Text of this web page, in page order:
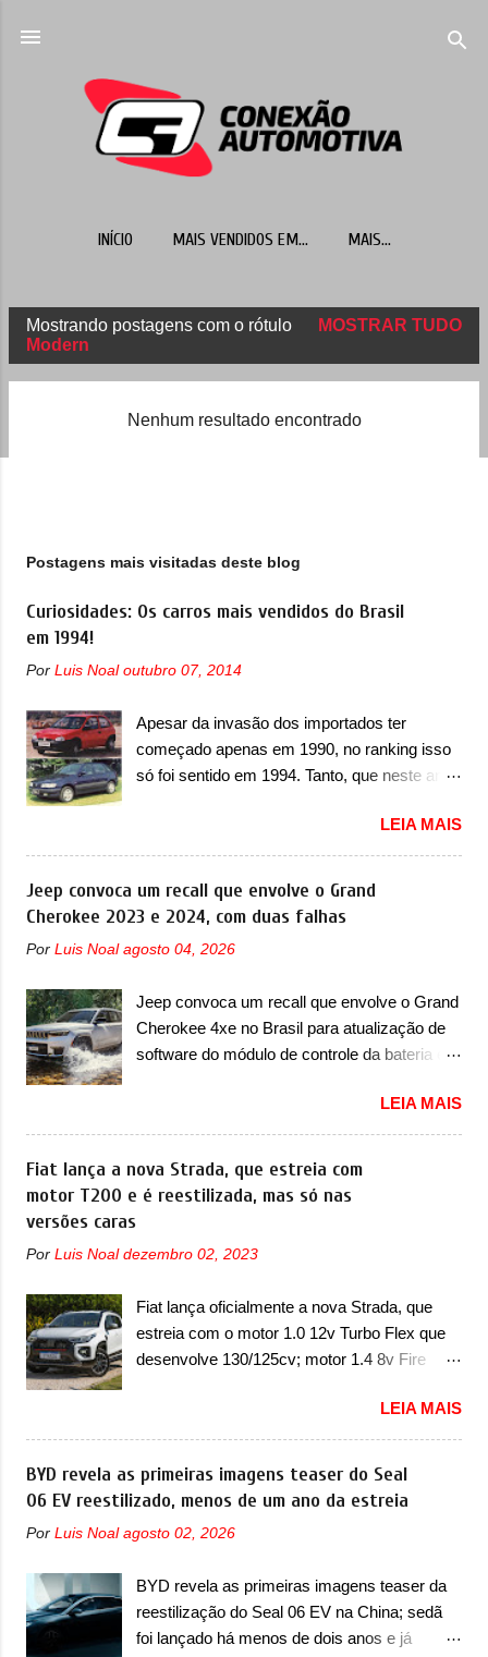
INÍCIO MAIS VENDIDOS EM... MAIS…
o
Mostrando postagens com o rótulo
Modern
MOSTRAR TUDO
Nenhum resultado encontrado
Postagens mais visitadas deste blog
Curiosidades: Os carros mais vendidos do Brasil
em 1994!
Por Luis Noal outubro 07, 2014
Apesar da invasão dos importados ter
começado apenas em 1990, no ranking isso
só foi sentido em 1994. Tanto, que neste ano,
ao começar pelo Chevrolet Corsa, o mais
destacado deles no ranking que perdurou no
nosso mercado até início de 2012 e com
certeza foi um grandioso lançamento da
Nesse ano também era lançada a nova
anos ganhava uma nova geração feita do
zero, apelidada de "Bolinha" por suas formas
arredondadas. Além do Gol, outro
Era o Pointer, versão hatchback do Logus
que chegava depois de um ano de atraso. A
invasão de 1994 foi marcava pelos
franceses, alemães, japoneses e coreanos
nosso mercado. Os importados que mais se
Renault R19 que vinha em 3 versões de
carroceria, sendo duas do hatch e o sedan, a
famosa Kia Besta, o Vol...
LEIA MAIS
Jeep convoca um recall que envolve o Grand
Cherokee 2023 e 2024, com duas falhas
Por Luis Noal agosto 04, 2026
Jeep convoca um recall que envolve o Grand
Cherokee 4xe no Brasil para atualização de
software do módulo de controle da bateria e
Jeep convocou no dia 10 de outubro de 2025
um chamado que envolve os proprietários do
Grand Cherokee 4xe, em sua versão única
Limited, com unidades de ano/modelo 2023 e
concessionária mais próxima para a solução
uma atualização do software do módulo de
controle da bateria (AHCP e HCP). Para
alguns veículos envolvidos, também, será
substituição do motor do ventilador HVAC
(aquecimento, ventilação e ar-condicionado).
A marca também confirmou que “foi
identificada a possibilidade de uma
sobrecarga do microprocessador do Módulo
causar a perda de força motriz, requerendo a
atualização do software do modulo de...
LEIA MAIS
Fiat lança a nova Strada, que estreia com
motor T200 e é reestilizada, mas só nas
versões caras
Por Luis Noal dezembro 02, 2023
Fiat lança oficialmente a nova Strada, que
estreia com o motor 1.0 12v Turbo Flex que
desenvolve 130/125cv; motor 1.4 8v Fire
oficialmente a nova Strada, que aparece com
mudanças visuais e com uma nova opção de
motor. Depois da picape compacta receber o
câmbio automático CVT no ano passado, a
do motor 1.0 12v Turbo Flex, conhecido
a Fiat Strada soube ser mutável com
avanços importantes que a concorrência
nunca conseguiu acompanhar e agora ela
LEIA MAIS
BYD revela as primeiras imagens teaser do Seal
06 EV reestilizado, menos de um ano da estreia
Por Luis Noal agosto 02, 2026
BYD revela as primeiras imagens teaser da
reestilização do Seal 06 EV na China; sedã
foi lançado há menos de dois anos e já